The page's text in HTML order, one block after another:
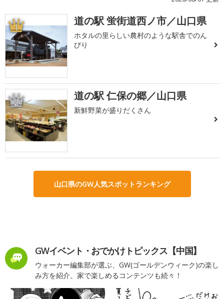
1 道の駅 蛍街道西ノ市／山口県
ホタルの里らしい農村のような駅舎でのん
びり
2 道の駅 仁保の郷／山口県
新鮮野菜が盛りだくさん
山口県のGW人気スポットランキング
GWイベント・おでかけトピックス【中国】
ウォーカー編集部が選ぶ、GW(ゴールデンウィーク)の楽し
み方を紹介。家で楽しめるコンテンツも続々！